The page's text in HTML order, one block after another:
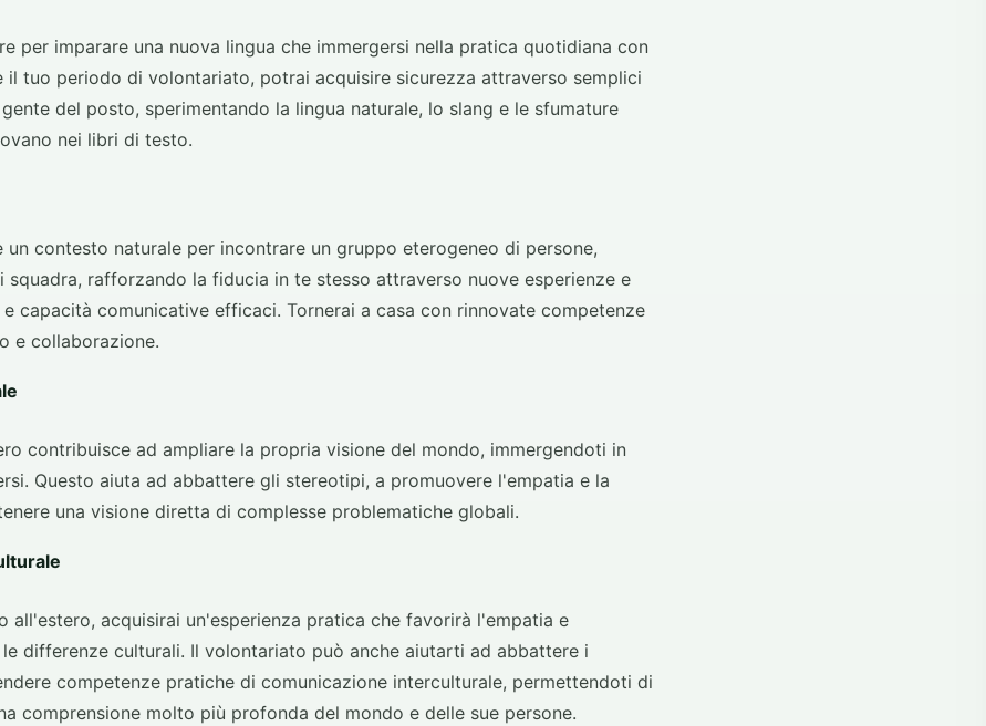
per imparare una nuova lingua che immergersi nella pratica quotidiana con
il tuo periodo di volontariato, potrai acquisire sicurezza attraverso semplici
del posto, sperimentando la lingua naturale, lo slang e le sfumature
nei libri di testo.
contesto naturale per incontrare un gruppo eterogeneo di persone,
rafforzando la fiducia in te stesso attraverso nuove esperienze e
capacità comunicative efficaci. Tornerai a casa con rinnovate competenze
e collaborazione.
contribuisce ad ampliare la propria visione del mondo, immergendoti in
Questo aiuta ad abbattere gli stereotipi, a promuovere l'empatia e la
una visione diretta di complesse problematiche globali.
all'estero, acquisirai un'esperienza pratica che favorirà l'empatia e
differenze culturali. Il volontariato può anche aiutarti ad abbattere i
competenze pratiche di comunicazione interculturale, permettendoti di
comprensione molto più profonda del mondo e delle sue persone.